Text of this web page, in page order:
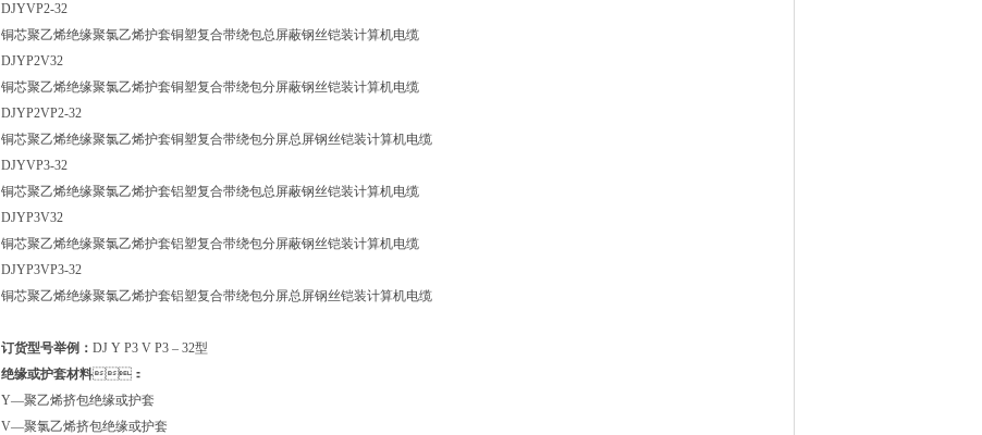
DJYVP2-32
铜芯聚乙烯绝缘聚氯乙烯护套铜塑复合带绕包总屏蔽钢丝铠装计算机电缆
DJYP2V32
铜芯聚乙烯绝缘聚氯乙烯护套铜塑复合带绕包分屏蔽钢丝铠装计算机电缆
DJYP2VP2-32
铜芯聚乙烯绝缘聚氯乙烯护套铜塑复合带绕包分屏总屏钢丝铠装计算机电缆
DJYVP3-32
铜芯聚乙烯绝缘聚氯乙烯护套铝塑复合带绕包总屏蔽钢丝铠装计算机电缆
DJYP3V32
铜芯聚乙烯绝缘聚氯乙烯护套铝塑复合带绕包分屏蔽钢丝铠装计算机电缆
DJYP3VP3-32
铜芯聚乙烯绝缘聚氯乙烯护套铝塑复合带绕包分屏总屏钢丝铠装计算机电缆
订货型号举例： DJ Y P3 V P3 – 32型
绝缘或护套材料：
Y—聚乙烯挤包绝缘或护套
V—聚氯乙烯挤包绝缘或护套